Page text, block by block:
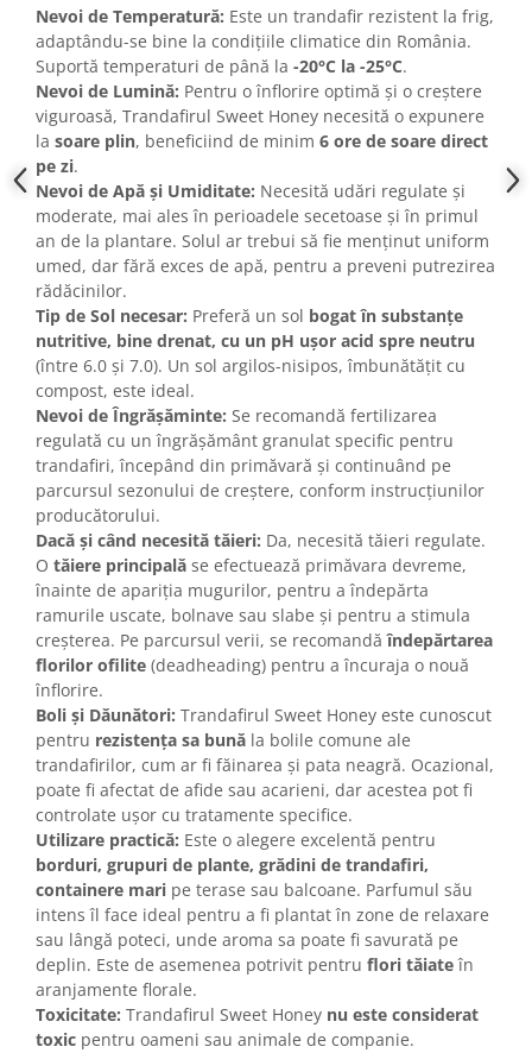
Nevoi de Temperatură: Este un trandafir rezistent la frig,
adaptându-se bine la condițiile climatice din România.
Suportă temperaturi de până la -20°C la -25°C.
Nevoi de Lumină: Pentru o înflorire optimă și o creștere
viguroasă, Trandafirul Sweet Honey necesită o expunere
la soare plin, beneficiind de minim 6 ore de soare direct
pe zi.
Nevoi de Apă și Umiditate: Necesită udări regulate și
moderate, mai ales în perioadele secetoase și în primul
an de la plantare. Solul ar trebui să fie menținut uniform
umed, dar fără exces de apă, pentru a preveni putrezirea
rădăcinilor.
Tip de Sol necesar: Preferă un sol bogat în substanțe
nutritive, bine drenat, cu un pH ușor acid spre neutru
(între 6.0 și 7.0). Un sol argilos-nisipos, îmbunătățit cu
compost, este ideal.
Nevoi de Îngrășăminte: Se recomandă fertilizarea
regulată cu un îngrășământ granulat specific pentru
trandafiri, începând din primăvară și continuând pe
parcursul sezonului de creștere, conform instrucțiunilor
producătorului.
Dacă și când necesită tăieri: Da, necesită tăieri regulate.
O tăiere principală se efectuează primăvara devreme,
înainte de apariția mugurilor, pentru a îndepărta
ramurile uscate, bolnave sau slabe și pentru a stimula
creșterea. Pe parcursul verii, se recomandăîndepărtarea
florilor ofilite (deadheading) pentru a încuraja o nouă
înflorire.
Boli și Dăunători: Trandafirul Sweet Honey este cunoscut
pentru rezistența sa bună la bolile comune ale
trandafirilor, cum ar fi făinarea și pata neagră. Ocazional,
poate fi afectat de afide sau acarieni, dar acestea pot fi
controlate ușor cu tratamente specifice.
Utilizare practică: Este o alegere excelentă pentru
borduri, grupuri de plante, grădini de trandafiri,
containere mari pe terase sau balcoane. Parfumul său
intens îl face ideal pentru a fi plantat în zone de relaxare
sau lângă poteci, unde aroma sa poate fi savurată pe
deplin. Este de asemenea potrivit pentru flori tăiateîn
aranjamente florale.
Toxicitate: Trandafirul Sweet Honey nu este considerat
toxic pentru oameni sau animale de companie.